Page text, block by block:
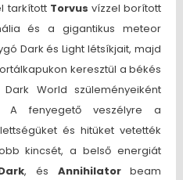
tarkított Torvus vízzel borított
és a gigantikus meteor
Dark és Light létsíkjait, majd
keresztül a békés
World szüleményeiként
A fenyegető veszélyre a
és hitüket vetették
kincsét, a belső energiát
, és Annihilatorbeam